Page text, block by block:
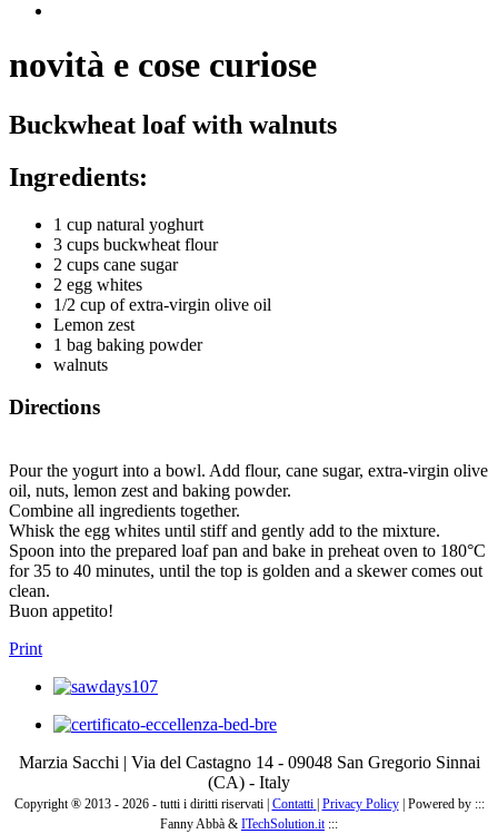
novità e cose curiose
Buckwheat loaf with walnuts
Ingredients:
1 cup natural yoghurt
3 cups buckwheat flour
2 cups cane sugar
2 egg whites
1/2 cup of extra-virgin olive oil
Lemon zest
1 bag baking powder
walnuts
Directions
Pour the yogurt into a bowl. Add flour, cane sugar, extra-virgin olive
oil, nuts, lemon zest and baking powder.
Combine all ingredients together.
Whisk the egg whites until stiff and gently add to the mixture.
Spoon into the prepared loaf pan and bake in preheat oven to 180°C
for 35 to 40 minutes, until the top is golden and a skewer comes out
clean.
Buon appetito!
Print
Marzia Sacchi | Via del Castagno 14 - 09048 San Gregorio Sinnai
(CA) - Italy
Copyright ® 2013 - 2026 - tutti i diritti riservati | Contatti Privacy Policy| Powered by :::
Fanny Abbà & ITechSolution.it:::